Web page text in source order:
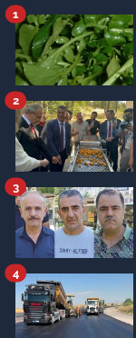
1
2
3
4